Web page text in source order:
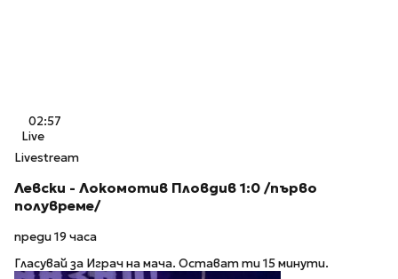
02:57
Live
Livestream
Левски - Локомотив Пловдив 1:0 /първо
полувреме/
преди 19 часа
Гласувай за Играч на мача. Остават ти 15 минути.